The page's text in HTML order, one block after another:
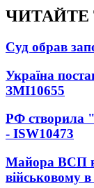
ЧИТАЙТЕ
Суд обрав
Україна
ЗМІ10655
РФ створила
- ISW10473
Майора ВСП
військовому